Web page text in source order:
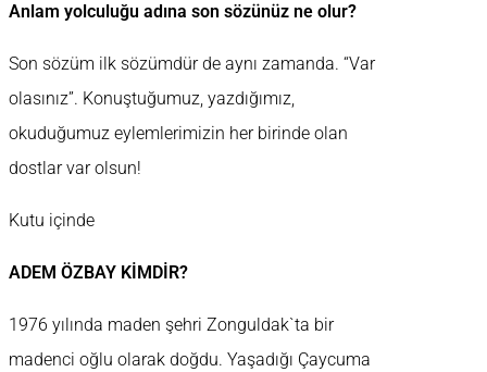
Anlam yolculuğu adına son sözünüz ne olur?
Son sözüm ilk sözümdür de aynı zamanda. “Var
olasınız”. Konuştuğumuz, yazdığımız,
okuduğumuz eylemlerimizin her birinde olan
dostlar var olsun!
Kutu içinde
ADEM ÖZBAY KİMDİR?
1976 yılında maden şehri Zonguldak`ta bir
madenci oğlu olarak doğdu. Yaşadığı Çaycuma